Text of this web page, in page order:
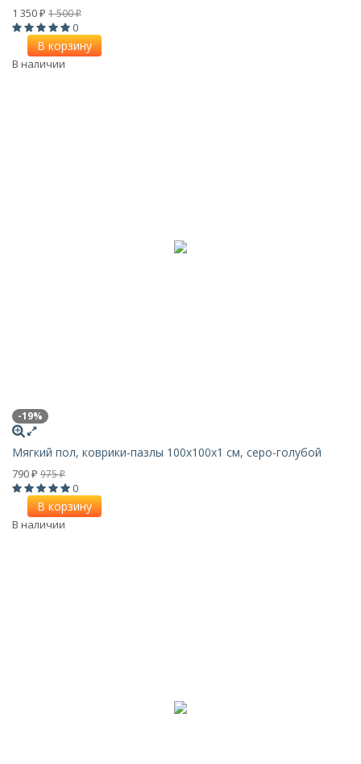
1 350 ₽ 1 500₽
0
В корзину
В наличии
-19%
Мягкий пол, коврики-пазлы 100х100x1 см, серо-голубой
790 ₽ 975₽
0
В корзину
В наличии